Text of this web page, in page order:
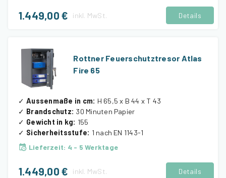
1.449,00 € inkl. MwSt. Details
Rottner Feuerschutztresor Atlas
Fire 65
✓ Aussenmaße in cm: H 65,5 x B 44 x T 43
✓ Brandschutz: 30 Minuten Papier
✓ Gewicht in kg: 155
✓ Sicherheitsstufe: 1 nach EN 1143-1
Lieferzeit: 4 - 5 Werktage
1.449,00 € inkl. MwSt. Details